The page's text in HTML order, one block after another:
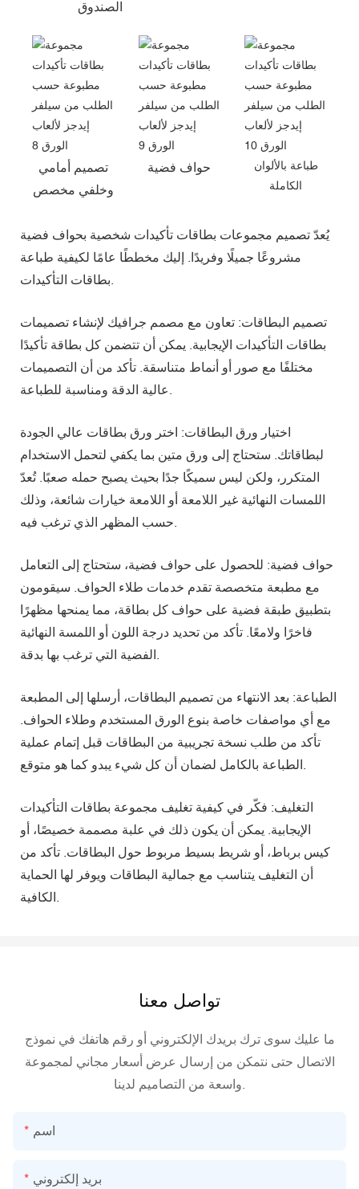
الصندوق
تصميم أمامي
وخلفي مخصص
حواف فضية
طباعة بالألوان
الكاملة
يُعدّ تصميم مجموعات بطاقات تأكيدات شخصية بحواف فضية
مشروعًا جميلًا وفريدًا. إليك مخططًا عامًا لكيفية طباعة
تصميم البطاقات: تعاون مع مصمم جرافيك لإنشاء تصميمات
بطاقات التأكيدات الإيجابية. يمكن أن تتضمن كل بطاقة تأكيدًا
مختلفًا مع صور أو أنماط متناسقة. تأكد من أن التصميمات
اختيار ورق البطاقات: اختر ورق بطاقات عالي الجودة
لبطاقاتك. ستحتاج إلى ورق متين بما يكفي لتحمل الاستخدام
المتكرر، ولكن ليس سميكًا جدًا بحيث يصبح حمله صعبًا. تُعدّ
اللمسات النهائية غير اللامعة أو اللامعة خيارات شائعة، وذلك
حواف فضية: للحصول على حواف فضية، ستحتاج إلى التعامل
مع مطبعة متخصصة تقدم خدمات طلاء الحواف. سيقومون
بتطبيق طبقة فضية على حواف كل بطاقة، مما يمنحها مظهرًا
فاخرًا ولامعًا. تأكد من تحديد درجة اللون أو اللمسة النهائية
الطباعة: بعد الانتهاء من تصميم البطاقات، أرسلها إلى المطبعة
مع أي مواصفات خاصة بنوع الورق المستخدم وطلاء الحواف.
تأكد من طلب نسخة تجريبية من البطاقات قبل إتمام عملية
التغليف: فكّر في كيفية تغليف مجموعة بطاقات التأكيدات
الإيجابية. يمكن أن يكون ذلك في علبة مصممة خصيصًا، أو
كيس برباط، أو شريط بسيط مربوط حول البطاقات. تأكد من
أن التغليف يتناسب مع جمالية البطاقات ويوفر لها الحماية
تواصل معنا
ما عليك سوى ترك بريدك الإلكتروني أو رقم هاتفك في نموذج
الاتصال حتى نتمكن من إرسال عرض أسعار مجاني لمجموعة
اسم
بريد إلكتروني